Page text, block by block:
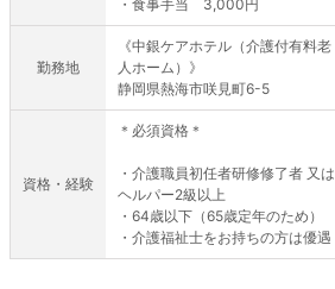
・食事手当 3,000円
勤務地
《中銀ケアホテル（介護付有料老
人ホーム）》
静岡県熱海市咲見町6-5
資格・経験
＊必須資格＊
・介護職員初任者研修修了者 又は
ヘルパー2級以上
・64歳以下（65歳定年のため）
・介護福祉士をお持ちの方は優遇